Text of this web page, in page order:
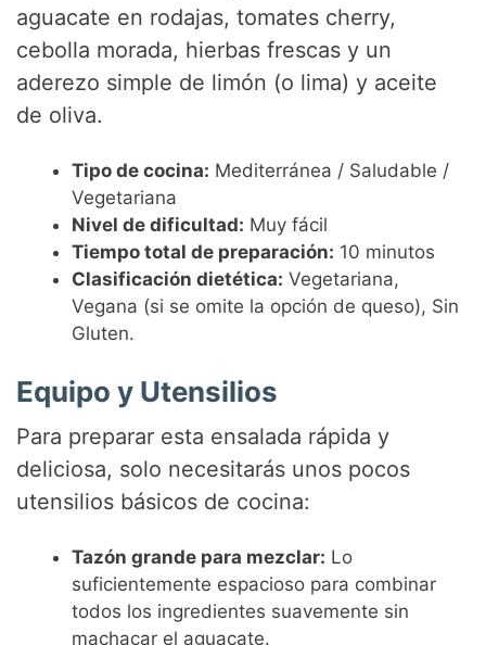
aguacate en rodajas, tomates cherry,
cebolla morada, hierbas frescas y un
aderezo simple de limón (o lima) y aceite
de oliva.
Tipo de cocina: Mediterránea / Saludable /
Vegetariana
Nivel de dificultad: Muy fácil
Tiempo total de preparación: 10 minutos
Clasificación dietética: Vegetariana,
Vegana (si se omite la opción de queso), Sin
Gluten.
Equipo y Utensilios
Para preparar esta ensalada rápida y
deliciosa, solo necesitarás unos pocos
utensilios básicos de cocina:
Tazón grande para mezclar: Lo
suficientemente espacioso para combinar
todos los ingredientes suavemente sin
machacar el aguacate.